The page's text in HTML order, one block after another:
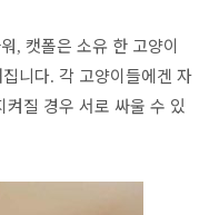
, 캣폴은 소유 한 고양이
니다. 각 고양이들에겐 자
켜질 경우 서로 싸울 수 있